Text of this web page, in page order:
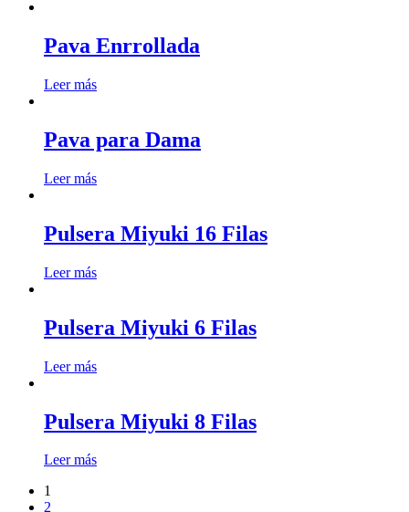
Pava Enrrollada
Leer más
Pava para Dama
Leer más
Pulsera Miyuki 16 Filas
Leer más
Pulsera Miyuki 6 Filas
Leer más
Pulsera Miyuki 8 Filas
Leer más
1
2